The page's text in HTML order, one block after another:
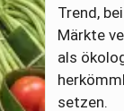
Trend,
Märkte
als
setzen.